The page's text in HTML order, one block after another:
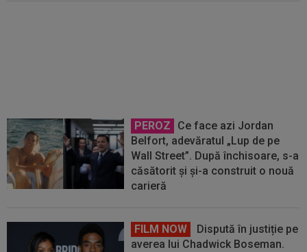
PEROZ
Ce face azi Jordan
Belfort, adevăratul „Lup de pe
Wall Street”. După închisoare, s-a
căsătorit și și-a construit o nouă
carieră
FILM NOW
Dispută în justiție pe
averea lui Chadwick Boseman.